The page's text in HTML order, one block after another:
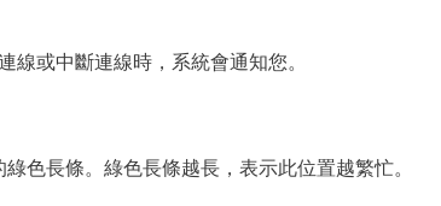
線或中斷連線時，系統會通知您。
色長條。綠色長條越長，表示此位置越繁忙。